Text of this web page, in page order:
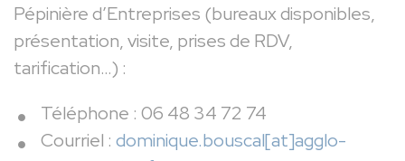
Pépinière d’Entreprises (bureaux disponibles,
présentation, visite, prises de RDV,
tarification…) :
Téléphone : 06 48 34 72 74
Courriel : dominique.bouscal[at]agglo-